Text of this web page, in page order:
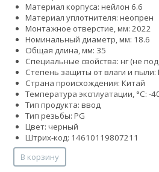
Материал корпуса: нейлон 6.6
Материал уплотнителя: неопрен
Монтажное отверстие, мм: 2022
Номинальный диаметр, мм: 18.6
Общая длина, мм: 35
Специальные свойства: нг (не
Степень защиты от влаги и пыли:
Страна происхождения: Китай
Температура эксплуатации, °С: -
Тип продукта: ввод
Тип резьбы: PG
Цвет: черный
Штрих-код: 14610119807211
В корзину